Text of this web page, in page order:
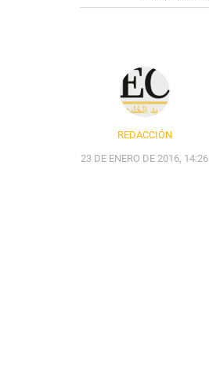
REDACCIÓN
23 DE ENERO DE 2016, 14:26